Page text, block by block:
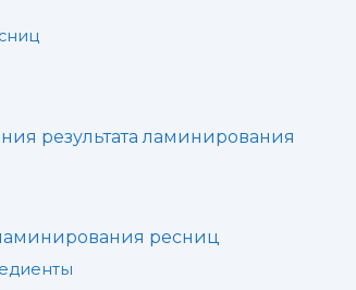
результата ламинирования
ресниц